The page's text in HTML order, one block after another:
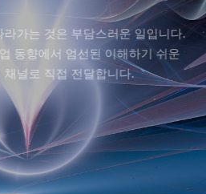
가는 것은 부담스러운 일입니다.
동향에서 엄선된 이해하기 쉬운
널로 직접 전달합니다.